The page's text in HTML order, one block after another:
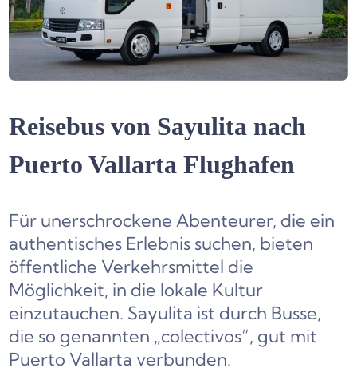
Reisebus von Sayulita nach
Puerto Vallarta Flughafen
Für unerschrockene Abenteurer, die ein
authentisches Erlebnis suchen, bieten
öffentliche Verkehrsmittel die
Möglichkeit, in die lokale Kultur
einzutauchen. Sayulita ist durch Busse,
die so genannten „colectivos“, gut mit
Puerto Vallarta verbunden.